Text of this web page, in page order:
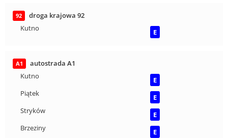
92
droga krajowa 92
Kutno
E
A1
autostrada A1
Kutno
E
Piątek
E
Stryków
E
Brzeziny
E